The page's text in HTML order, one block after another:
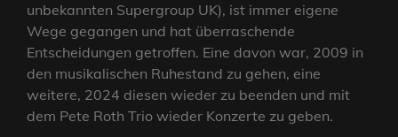
unbekannten Supergroup UK), ist immer eigene
Wege gegangen und hat überraschende
Entscheidungen getroffen. Eine davon war, 2009 in
den musikalischen Ruhestand zu gehen, eine
weitere, 2024 diesen wieder zu beenden und mit
dem Pete Roth Trio wieder Konzerte zu geben.